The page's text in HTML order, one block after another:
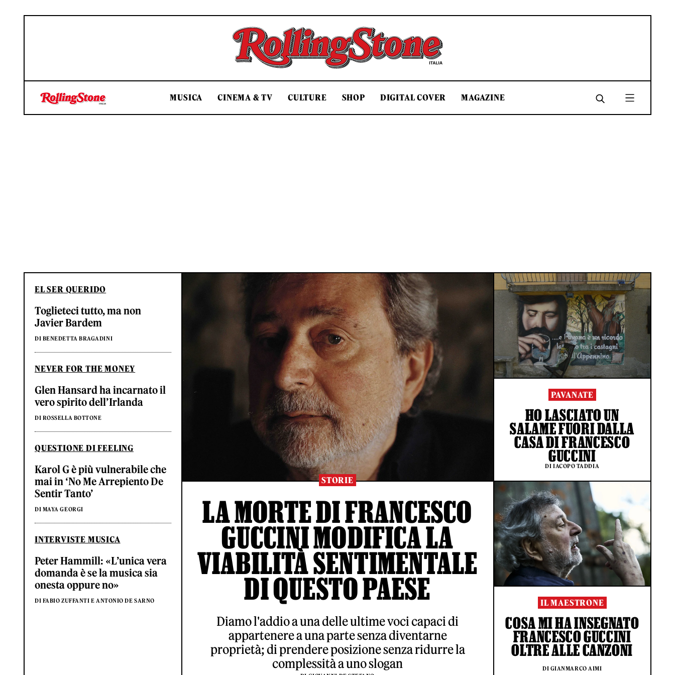
Rolling Stone Italia
MUSICA CINEMA & TV CULTURE SHOP DIGITAL COVER MAGAZINE
EL SER QUERIDO
Toglieteci tutto, ma non
Javier Bardem
DI BENEDETTA BRAGADINI
NEVER FOR THE MONEY
Glen Hansard ha incarnato il
vero spirito dell’Irlanda
DI ROSSELLA BOTTONE
QUESTIONE DI FEELING
Karol G è più vulnerabile che
mai in ‘No Me Arrepiento De
Sentir Tanto’
DI MAYA GEORGI
INTERVISTE MUSICA
Peter Hammill: «L’unica vera
domanda è se la musica sia
onesta oppure no»
DI FABIO ZUFFANTI E ANTONIO DE SARNO
STORIE
LA MORTE DI FRANCESCO
GUCCINI MODIFICA LA
VIABILITÀ SENTIMENTALE
DI QUESTO PAESE
Diamo l'addio a una delle ultime voci capaci di
appartenere a una parte senza diventarne
proprietà; di prendere posizione senza ridurre la
complessità a uno slogan
PAVANATE
HO LASCIATO UN
SALAME FUORI DALLA
CASA DI FRANCESCO
GUCCINI
DI IACOPO TADDIA
IL MAESTRONE
COSA MI HA INSEGNATO
FRANCESCO GUCCINI
OLTRE ALLE CANZONI
DI GIANMARCO AIMI